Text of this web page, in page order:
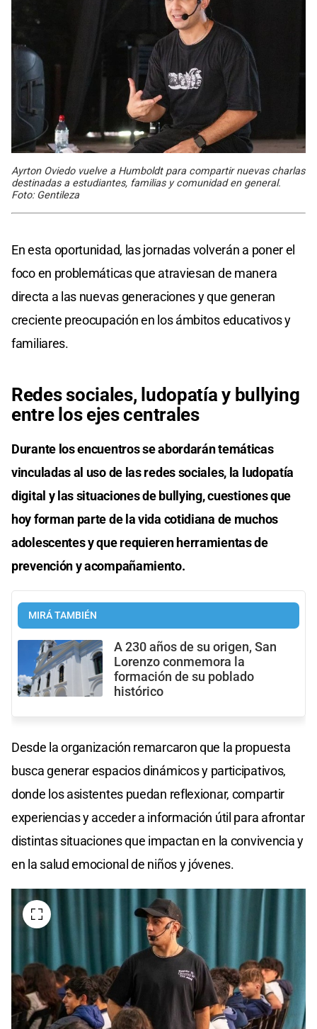
Ayrton Oviedo vuelve a Humboldt para compartir nuevas charlas
destinadas a estudiantes, familias y comunidad en general.
Foto: Gentileza
En esta oportunidad, las jornadas volverán a poner el
foco en problemáticas que atraviesan de manera
directa a las nuevas generaciones y que generan
creciente preocupación en los ámbitos educativos y
familiares.
Redes sociales, ludopatía y bullying
entre los ejes centrales
Durante los encuentros se abordarán temáticas
vinculadas al uso de las redes sociales, la ludopatía
digital y las situaciones de bullying, cuestiones que
hoy forman parte de la vida cotidiana de muchos
adolescentes y que requieren herramientas de
prevención y acompañamiento.
MIRÁ TAMBIÉN
A 230 años de su origen, San
Lorenzo conmemora la
formación de su poblado
histórico
Desde la organización remarcaron que la propuesta
busca generar espacios dinámicos y participativos,
donde los asistentes puedan reflexionar, compartir
experiencias y acceder a información útil para afrontar
distintas situaciones que impactan en la convivencia y
en la salud emocional de niños y jóvenes.